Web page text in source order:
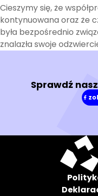
Cieszymy się, że
kontynuowana oraz że
była bezpośrednio
znalazła swoje
Sprawdź